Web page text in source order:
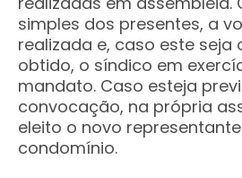
simples dos presentes, a
realizada e, caso este seja
obtido, o síndico em
mandato. Caso esteja
convocação, na própria
eleito o novo
condomínio.